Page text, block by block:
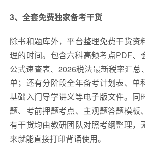
3、全套免费独家备考干货
除书和题库外，平台整理免费干货资
理的时间。包含六科高频考点PDF、
公式速查表、2026税法最新税率汇总
单；还有分阶段全年备考计划表、单
基础入门导学讲义等电子版文件。同
题、考前押题考点、主观题答题模板
有干货均由教研团队对照考纲整理，
来就能直接打印背诵使用。